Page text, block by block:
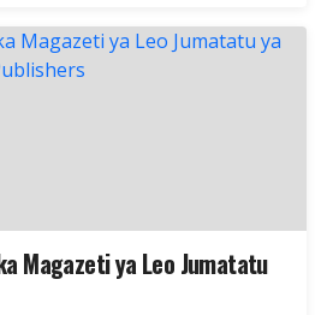
Magazeti ya Leo Jumatatu